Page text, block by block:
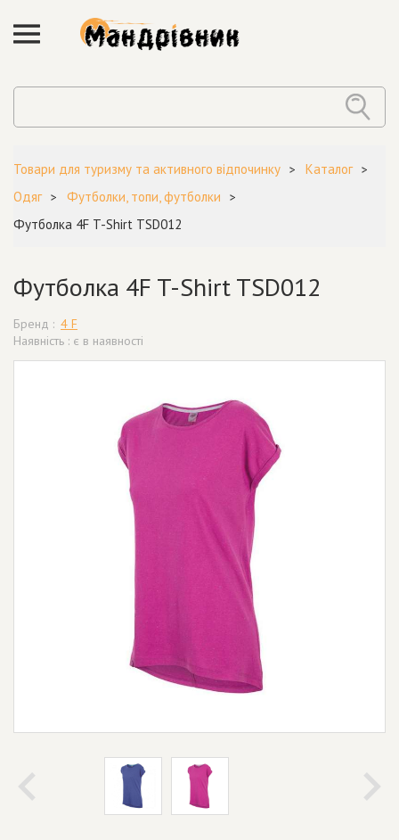
Товари для туризму та активного відпочинку
Каталог
Одяг
Футболки, топи, футболки
Футболка 4F T-Shirt TSD012
Футболка 4F T-Shirt TSD012
Бренд : 4 F
Наявність : є в наявності